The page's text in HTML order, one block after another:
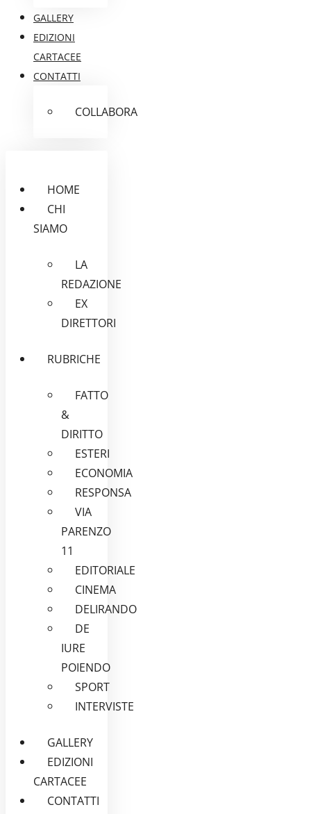
GALLERY
EDIZIONI
CARTACEE
CONTATTI
COLLABORA
HOME
CHI
SIAMO
LA
REDAZIONE
EX
DIRETTORI
RUBRICHE
FATTO
&
DIRITTO
ESTERI
ECONOMIA
RESPONSA
VIA
PARENZO
11
EDITORIALE
CINEMA
DELIRANDO
DE
IURE
POIENDO
SPORT
INTERVISTE
GALLERY
EDIZIONI
CARTACEE
CONTATTI